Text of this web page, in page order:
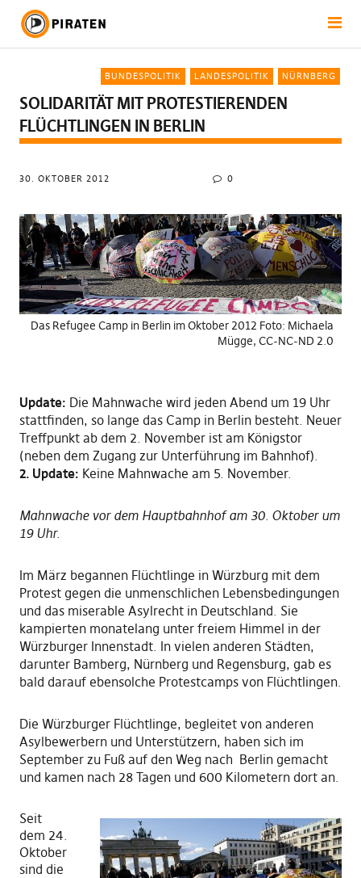
BUNDESPOLITIK LANDESPOLITIK NÜRNBERG
SOLIDARITÄT MIT PROTESTIERENDEN
FLÜCHTLINGEN IN BERLIN
30. OKTOBER 2012 0
Das Refugee Camp in Berlin im Oktober 2012 Foto: Michaela
Mügge, CC-NC-ND 2.0
Update: Die Mahnwache wird jeden Abend um 19 Uhr
stattfinden, so lange das Camp in Berlin besteht. Neuer
Treffpunkt ab dem 2. November ist am Königstor
(neben dem Zugang zur Unterführung im Bahnhof).
2. Update: Keine Mahnwache am 5. November.
Mahnwache vor dem Hauptbahnhof am 30. Oktober um
19 Uhr.
Im März begannen Flüchtlinge in Würzburg mit dem
Protest gegen die unmenschlichen Lebensbedingungen
und das miserable Asylrecht in Deutschland. Sie
kampierten monatelang unter freiem Himmel in der
Würzburger Innenstadt. In vielen anderen Städten,
darunter Bamberg, Nürnberg und Regensburg, gab es
bald darauf ebensolche Protestcamps von Flüchtlingen.
Die Würzburger Flüchtlinge, begleitet von anderen
Asylbewerbern und Unterstützern, haben sich im
September zu Fuß auf den Weg nach Berlin gemacht
und kamen nach 28 Tagen und 600 Kilometern dort an.
Seit
dem 24.
Oktober
sind die